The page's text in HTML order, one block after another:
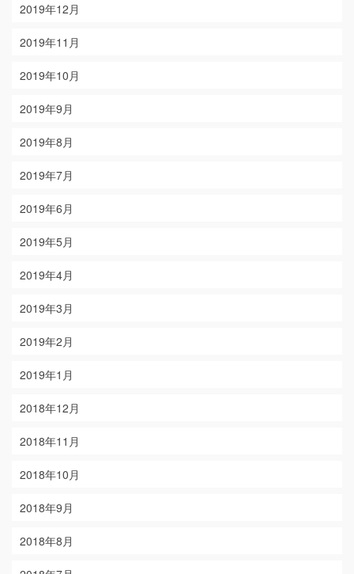
2019年12月
2019年11月
2019年10月
2019年9月
2019年8月
2019年7月
2019年6月
2019年5月
2019年4月
2019年3月
2019年2月
2019年1月
2018年12月
2018年11月
2018年10月
2018年9月
2018年8月